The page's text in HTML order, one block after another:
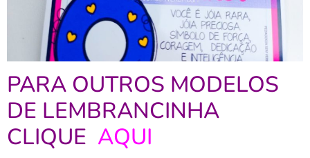
PARA OUTROS MODELOS
DE LEMBRANCINHA
CLIQUE AQUI